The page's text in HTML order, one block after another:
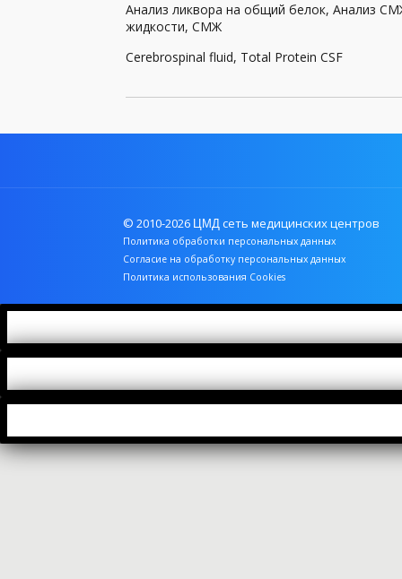
Комплексы
Коронавирус (Covid-19)
Свертываемость крови
Установление родства
Цистологические и гистологические анализы
Анализ ликвора на общий белок, Анализ
жидкости, СМЖ
Cerebrospinal fluid, Total Protein CSF
© 2010-2026 ЦМД сеть медицинских центров
Политика обработки персональных данных
Согласие на обработку персональных данных
Политика использования Cookies